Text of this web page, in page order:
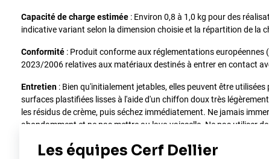
Capacité de charge estimée : Environ 0,8 à 1,0 kg pour des
indicative variant selon la dimension choisie et la répartition de la
Conformité : Produit conforme aux réglementations européennes
2023/2006 relatives aux matériaux destinés à entrer en contact
Entretien : Bien qu'initialement jetables, elles peuvent être
surfaces plastifiées lisses à l'aide d'un chiffon doux très
les résidus de crème, puis séchez immédiatement. Ne jamais
abondamment et ne pas mettre au lave-vaisselle. Ne pas utiliser